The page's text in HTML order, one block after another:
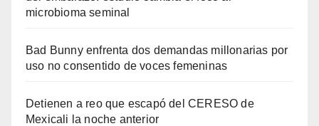
microbioma seminal
Bad Bunny enfrenta dos demandas millonarias por
uso no consentido de voces femeninas
Detienen a reo que escapó del CERESO de
Mexicali la noche anterior